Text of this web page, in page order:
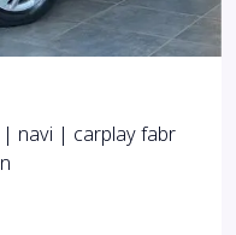
navi | carplay fabr